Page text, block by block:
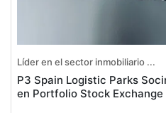
Líder en el sector inmobiliario ...
P3 Spain Logistic Parks
en Portfolio Stock Exchange